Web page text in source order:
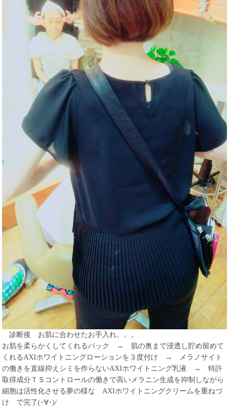
診断後 お肌に合わせたお手入れ。。。
お肌を柔らかくしてくれるパック → 肌の奥まで浸透し貯め留めて
くれるAXIホワイトニングローションを３度付け → メラノサイト
の働きを直線抑えシミを作らないAXIホワイトニング乳液 → 特許
取得成分ＴＳコントロールの働きで高いメラニン生成を抑制しながら
細胞は活性化させる夢の様な AXIホワイトニングクリームを重ねづ
け で完了(･∀･)/